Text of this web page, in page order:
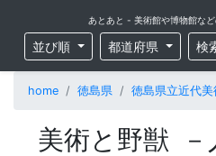
あとあと - 美術館や博物館な
並び順 都道府県 検
home 徳島県 徳島県立近代美
美術と野獣 －